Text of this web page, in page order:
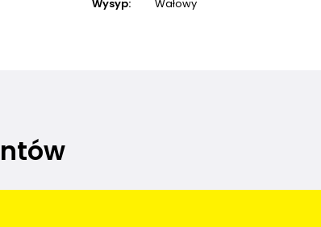
Wysyp: Wałowy